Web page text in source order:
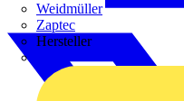
Weidmüller
Zaptec
Hersteller